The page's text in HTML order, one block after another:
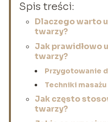
Spis treści:
Dlaczego warto
twarzy?
Jak prawidłowo
twarzy?
Przygotowanie
Techniki masażu
Jak często
twarzy?